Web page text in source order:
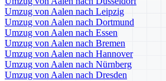
Umzug von Aalen nach Leipzig
Umzug von Aalen nach Dortmund
Umzug von Aalen nach Essen
Umzug von Aalen nach Bremen
Umzug von Aalen nach Hannover
Umzug von Aalen nach Nürnberg
Umzug von Aalen nach Dresden